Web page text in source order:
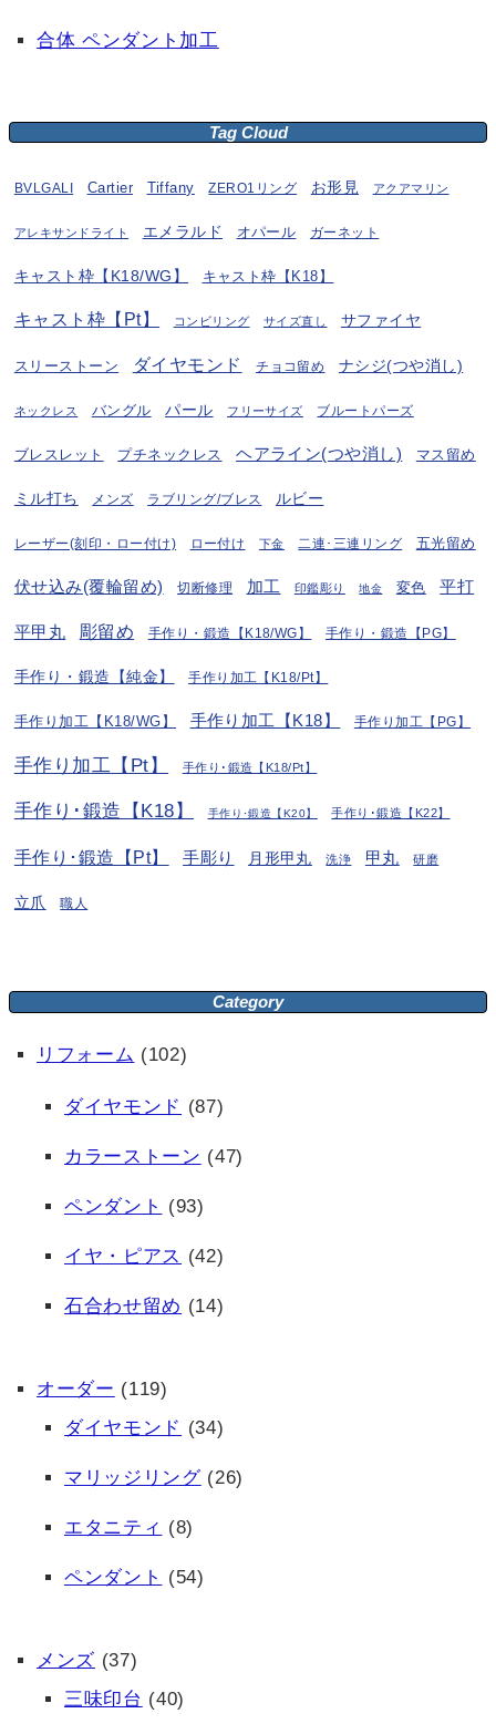
合体 ペンダント加工
Tag Cloud
BVLGALI Cartier Tiffany ZERO1リング お形見 アクアマリン
アレキサンドライト エメラルド オパール ガーネット
キャスト枠【K18/WG】 キャスト枠【K18】
キャスト枠【Pt】 コンビリング サイズ直し サファイヤ
スリーストーン ダイヤモンド チョコ留め ナシジ(つや消し)
ネックレス バングル パール フリーサイズ ブルートパーズ
ブレスレット プチネックレス ヘアライン(つや消し) マス留め
ミル打ち メンズ ラブリング/ブレス ルビー
レーザー(刻印・ロー付け) ロー付け 下金 二連･三連リング 五光留め
伏せ込み(覆輪留め) 切断修理 加工 印鑑彫り 地金 変色 平打
平甲丸 彫留め 手作り・鍛造【K18/WG】 手作り・鍛造【PG】
手作り・鍛造【純金】 手作り加工【K18/Pt】
手作り加工【K18/WG】 手作り加工【K18】 手作り加工【PG】
手作り加工【Pt】 手作り･鍛造【K18/Pt】
手作り･鍛造【K18】 手作り･鍛造【K20】 手作り･鍛造【K22】
手作り･鍛造【Pt】 手彫り 月形甲丸 洗浄 甲丸 研磨
立爪 職人
Category
リフォーム (102)
ダイヤモンド (87)
カラーストーン (47)
ペンダント (93)
イヤ・ピアス (42)
石合わせ留め (14)
オーダー (119)
ダイヤモンド (34)
マリッジリング(26)
エタニティ (8)
ペンダント (54)
メンズ (37)
三味印台 (40)